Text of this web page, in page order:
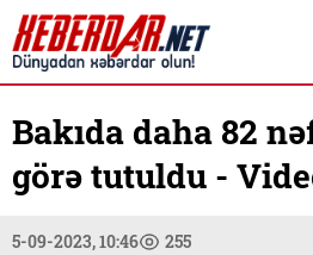
Bakıda daha 82
görə tutuldu -
5-09-2023, 10:46 255